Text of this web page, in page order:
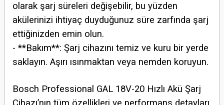
olarak şarj süreleri değişebilir, bu yüzden
akülerinizi ihtiyaç duyduğunuz süre zarfında şarj
ettiğinizden emin olun.
- **Bakım**: Şarj cihazını temiz ve kuru bir yerde
saklayın. Aşırı ısınmaktan veya nemden koruyun.
Bosch Professional GAL 18V-20 Hızlı Akü Şarj